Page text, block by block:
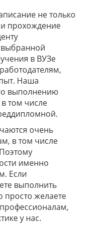
не только
прохождение
выбранной
в ВУЗе
Наша
выполнению
том числе
очень
в том числе
именно
Если
выполнить
просто желаете
профессионалам,
у нас.